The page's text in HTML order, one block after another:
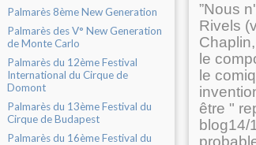
Palmarès 8ème New Generation
Palmarès des V° New Generation
de Monte Carlo
Palmarès du 12ème Festival
International du Cirque de
Domont
Palmarès du 13ème Festival du
Cirque de Budapest
Palmarès du 16ème Festival du
”Nous
Rivels
le
le
être "
blog14/